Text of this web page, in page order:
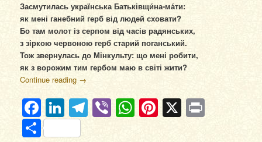
Засмутилась українська Батьківщи́на-ма́ти:
як мені ганебний герб від людей сховати?
Бо там молот із серпом від часів радянських,
з зіркою червоною герб старий поганський.
Тож звернулась до Мінкульту: що мені робити,
як з ворожим тим гербом маю в світі жити?
Continue reading →
Facebook
LinkedIn
Telegram
ViberWhatsApp
Pinterest
X
Отправить